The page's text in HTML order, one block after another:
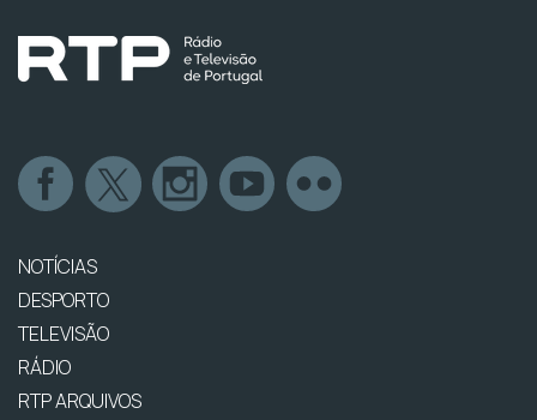
NOTÍCIAS
DESPORTO
TELEVISÃO
RÁDIO
RTP ARQUIVOS